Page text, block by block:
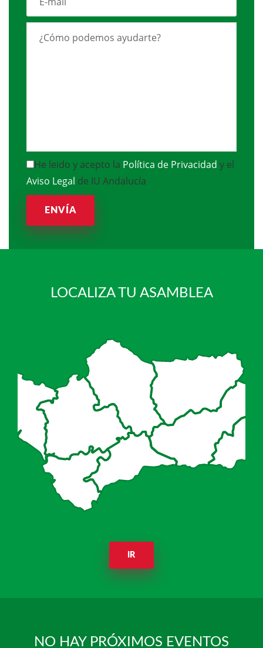
He leido y acepto la Política de Privacidad y el
Aviso Legal de IU Andalucía
ENVÍA
LOCALIZA TU ASAMBLEA
IR
NO HAY PRÓXIMOS EVENTOS